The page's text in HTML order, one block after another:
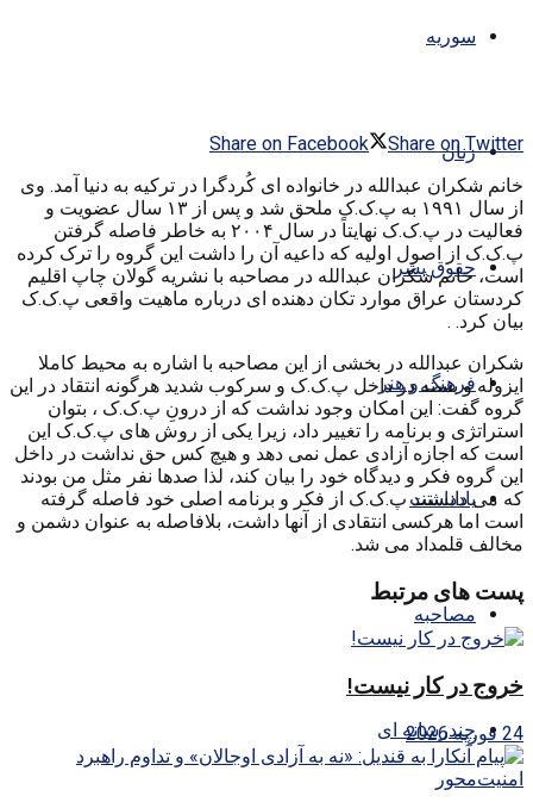
سوریه
زنان
حقوق بشر
فرهنگ و هنر
یادداشت
مصاحبه
چندرسانه ای
Share on Facebook
Share on Twitter
خانم شکران عبدالله در خانواده ای کُردگرا در ترکیه به دنیا آمد. وی
از سال ۱۹۹۱ به پ.ک.ک ملحق شد و پس از ۱۳ سال عضویت و
فعالیت در پ.ک.ک نهایتاً در سال ۲۰۰۴ به خاطر فاصله گرفتن
پ.ک.ک از اصول اولیه که داعیه آن را داشت این گروه را ترک کرده
است، خانم شکران عبدالله در مصاحبه با نشریه گولان چاپ اقلیم
کردستان عراق موارد تکان دهنده ای درباره ماهیت واقعی پ.ک.ک
بیان کرد. .
شکران عبدالله در بخشی از این مصاحبه با اشاره به محیط کاملا
ایزوله و بسته در داخل پ.ک.ک و سرکوب شدید هرگونه انتقاد در این
گروه گفت: این امکان وجود نداشت که از درونِ پ.ک.ک ، بتوان
استراتژی و برنامه را تغییر داد، زیرا یکی از روش های پ.ک.ک این
است که اجازه آزادی عمل نمی دهد و هیچ کس حق نداشت در داخل
این گروه فکر و دیدگاه خود را بیان کند، لذا صدها نفر مثل من بودند
که می دانستند پ.ک.ک از فکر و برنامه اصلی خود فاصله گرفته
است اما هرکسی انتقادی از آنها داشت، بلافاصله به عنوان دشمن و
مخالف قلمداد می شد.
پست های مرتبط
خروج در کار نیست!
24 فوریه 2026